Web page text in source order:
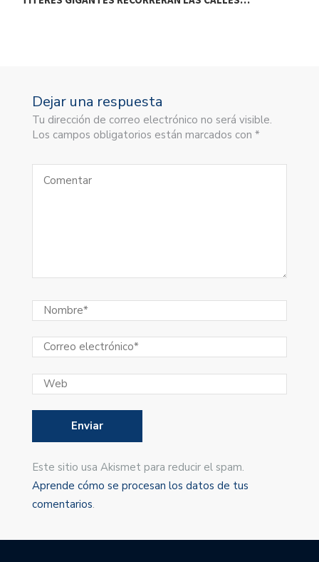
Dejar una respuesta
Tu dirección de correo electrónico no será visible.
Los campos obligatorios están marcados con *
Este sitio usa Akismet para reducir el spam.
Aprende cómo se procesan los datos de tus
comentarios.